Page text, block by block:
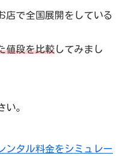
店で全国展開をしている
値段を比較してみまし
い。
ンタル料金をシミュレー